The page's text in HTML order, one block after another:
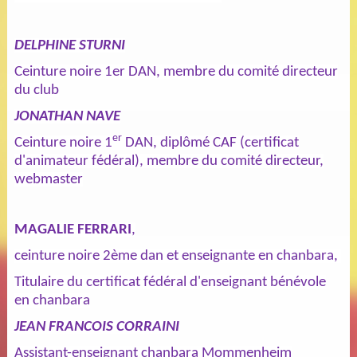
DELPHINE STURNI
Ceinture noire 1er DAN, membre du comité directeur
du club
JONATHAN NAVE
Ceinture noire 1er DAN, diplômé CAF (certificat
d'animateur fédéral), membre du comité directeur,
webmaster
MAGALIE FERRARI,
ceinture noire 2ème dan et enseignante en chanbara,
Titulaire du certificat fédéral d'enseignant bénévole
en chanbara
JEAN FRANCOIS CORRAINI
Assistant-enseignant chanbara Mommenheim